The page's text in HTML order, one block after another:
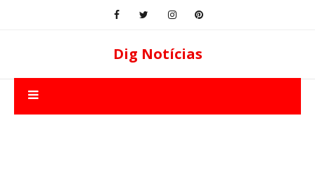
Dig Notícias